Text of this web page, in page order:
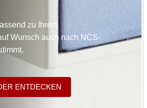
zu Ihrem
Wunsch auch nach NCS-
ENTDECKEN